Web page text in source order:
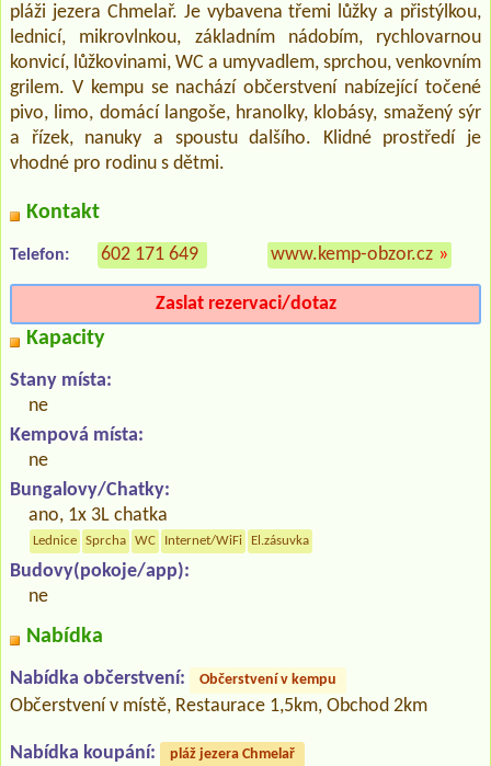
pláži jezera Chmelař. Je vybavena třemi lůžky a přistýlkou,
lednicí, mikrovlnkou, základním nádobím, rychlovarnou
konvicí, lůžkovinami, WC a umyvadlem, sprchou, venkovním
grilem. V kempu se nachází občerstvení nabízející točené
pivo, limo, domácí langoše, hranolky, klobásy, smažený sýr
a řízek, nanuky a spoustu dalšího. Klidné prostředí je
vhodné pro rodinu s dětmi.
Kontakt
Telefon: 602 171 649 www.kemp-obzor.cz »
Zaslat rezervaci/dotaz
Kapacity
Stany místa:
ne
Kempová místa:
ne
Bungalovy/Chatky:
ano, 1x 3L chatka
Lednice Sprcha WC Internet/WiFi El.zásuvka
Budovy(pokoje/app):
ne
Nabídka
Nabídka občerstvení: Občerstvení v kempu
Občerstvení v místě, Restaurace 1,5km, Obchod 2km
Nabídka koupání: pláž jezera Chmelař